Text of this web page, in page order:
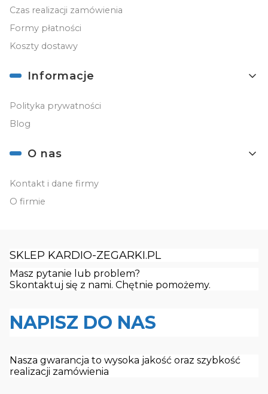
Czas realizacji zamówienia
Formy płatności
Koszty dostawy
Informacje
Polityka prywatności
Blog
O nas
Kontakt i dane firmy
O firmie
SKLEP KARDIO-ZEGARKI.PL
Masz pytanie lub problem?
Skontaktuj się z nami. Chętnie pomożemy.
NAPISZ DO NAS
Nasza gwarancja to wysoka jakość oraz szybkość
realizacji zamówienia